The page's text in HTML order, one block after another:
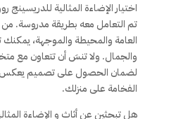
اختيار الإضاءة المثالية
تم التعامل معه بطريقة مدروسة.
العامة والمحيطة والموجهة، يمكنك
والجمال. ولا تنسَ أن تتعاون مع
لضمان الحصول على تصميم
الفخامة على منزلك.
هل تبحثين عن أثاث و الإضاءة